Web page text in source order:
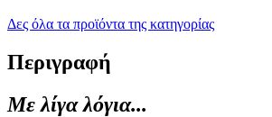
Δες όλα τα προϊόντα της κατηγορίας
Περιγραφή
Με λίγα λόγια...